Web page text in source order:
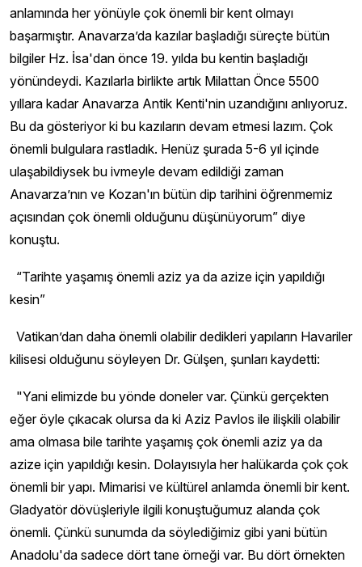
anlamında her yönüyle çok önemli bir kent olmayı
başarmıştır. Anavarza’da kazılar başladığı süreçte bütün
bilgiler Hz. İsa'dan önce 19. yılda bu kentin başladığı
yönündeydi. Kazılarla birlikte artık Milattan Önce 5500
yıllara kadar Anavarza Antik Kenti'nin uzandığını anlıyoruz.
Bu da gösteriyor ki bu kazıların devam etmesi lazım. Çok
önemli bulgulara rastladık. Henüz şurada 5-6 yıl içinde
ulaşabildiysek bu ivmeyle devam edildiği zaman
Anavarza’nın ve Kozan'ın bütün dip tarihini öğrenmemiz
açısından çok önemli olduğunu düşünüyorum” diye
konuştu.
“Tarihte yaşamış önemli aziz ya da azize için yapıldığı
kesin”
Vatikan’dan daha önemli olabilir dedikleri yapıların Havariler
kilisesi olduğunu söyleyen Dr. Gülşen, şunları kaydetti:
"Yani elimizde bu yönde doneler var. Çünkü gerçekten
eğer öyle çıkacak olursa da ki Aziz Pavlos ile ilişkili olabilir
ama olmasa bile tarihte yaşamış çok önemli aziz ya da
azize için yapıldığı kesin. Dolayısıyla her halükarda çok çok
önemli bir yapı. Mimarisi ve kültürel anlamda önemli bir kent.
Gladyatör dövüşleriyle ilgili konuştuğumuz alanda çok
önemli. Çünkü sunumda da söylediğimiz gibi yani bütün
Anadolu'da sadece dört tane örneği var. Bu dört örnekten